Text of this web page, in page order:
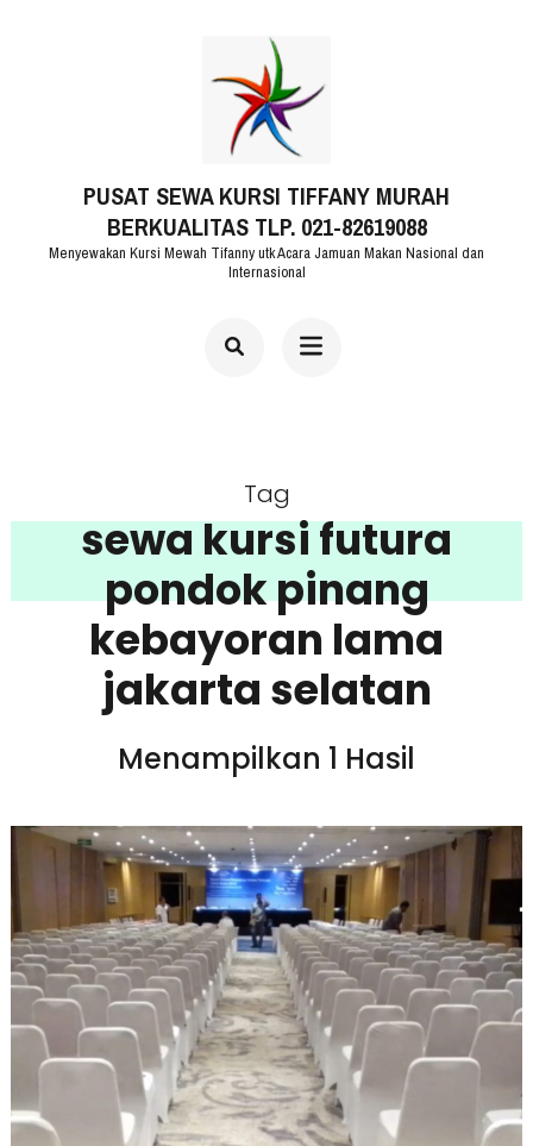
PUSAT SEWA KURSI TIFFANY MURAH
BERKUALITAS TLP. 021-82619088
Menyewakan Kursi Mewah Tifanny utk Acara Jamuan Makan Nasional dan
Internasional
Tag
sewa kursi futura
pondok pinang
kebayoran lama
jakarta selatan
Menampilkan 1 Hasil